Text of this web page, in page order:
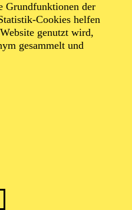
Grundfunktionen der
Cookies helfen
genutzt wird,
gesammelt und
Ensemble
und
Essen. Im selben Jahr
diverse Hörbücher